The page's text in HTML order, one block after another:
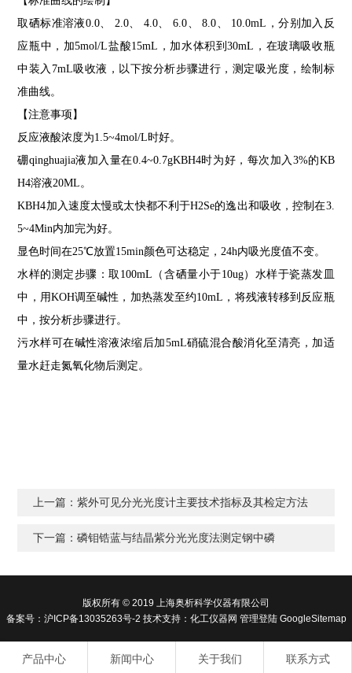
取硒标准溶液0.0、 2.0、 4.0、 6.0、 8.0、 10.0mL ，分别加入反
应瓶中，加5mol/L盐酸15mL ，加水体积到30mL ，在玻璃吸收瓶
中装入 7mL吸收液，以下按分析步骤进行，测定吸光度，绘制标
准曲线。
【注意事项】
反应液酸浓度为1.5~4mol/L时好。
硼qinghuajia液加入量在0.4~0.7gKBH4时为好，每次加入 3%的KB
H4溶液20ML。
KBH4加入速度太慢或太快都不利于H2Se的逸出和吸收，控制在3.
5~4Min内加完为好。
显色时间在25℃放置15min颜色可达稳定，24h内吸光度值不变。
水样的测定步骤：取 100mL （含硒量小于10ug）水样于瓷蒸发皿
中，用KOH调至碱性，加热蒸发至约10mL ，将残液转移到反应瓶
中，按分析步骤进行。
污水样可在碱性溶液浓缩后加5mL硝硫混合酸消化至清亮，加适
量水赶走氮氧化物后测定。
上一篇：紫外可见分光光度计主要技术指标及其检定方法
下一篇：磷钼锆蓝与结晶紫分光光度法测定钢中磷
产品中心 新闻中心 关于我们 联系方式
版权所有 © 2019 上海奥析科学仪器有限公司
备案号： 沪ICP备13035263号-2 技术支持： 化工仪器网 管理登陆 GoogleSitemap